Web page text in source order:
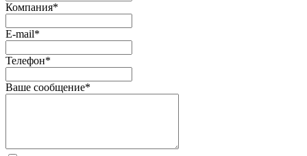
Компания*
E-mail*
Телефон*
Ваше сообщение*